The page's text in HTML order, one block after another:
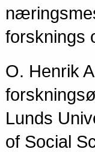
forsknings
O. Henrik
Lunds
of Social